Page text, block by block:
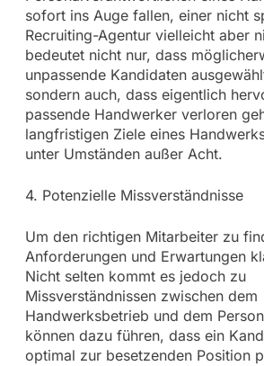
sofort ins Auge fallen, einer nicht
Recruiting-Agentur vielleicht aber
bedeutet nicht nur, dass
unpassende Kandidaten
sondern auch, dass eigentlich
passende Handwerker verloren
langfristigen Ziele eines
unter Umständen außer Acht.
4. Potenzielle Missverständnisse
Um den richtigen Mitarbeiter zu
Anforderungen und Erwartungen
Nicht selten kommt es jedoch zu
Missverständnissen zwischen dem
Handwerksbetrieb und dem
können dazu führen, dass ein
optimal zur besetzenden Position